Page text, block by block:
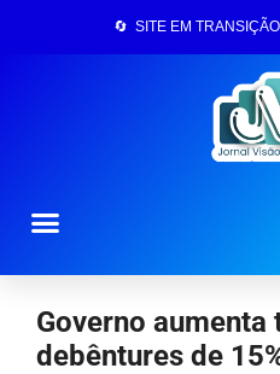
🔄 SITE EM
Governo aumenta
debêntures de